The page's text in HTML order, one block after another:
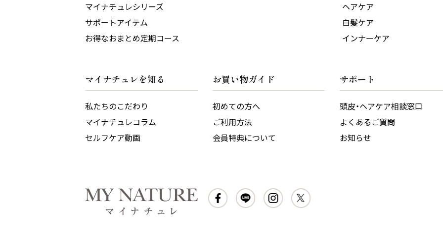
マイナチュレシリーズ
サポートアイテム
お得なおまとめ定期コース
ヘアケア
白髪ケア
インナーケア
マイナチュレを知る
私たちのこだわり
マイナチュレコラム
セルフケア動画
お買い物ガイド
初めての方へ
ご利用方法
会員特典について
サポート
頭皮・ヘアケア相談窓口
よくあるご質問
お知らせ